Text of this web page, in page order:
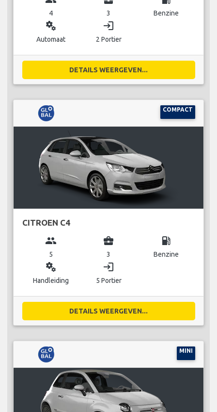
4 3 Benzine
miscellaneous_services
Automaat
login
2 Portier
DETAILS WEERGEVEN...
COMPACT
CITROEN C4
group
5
business_center
3
local_gas_station
Benzine
miscellaneous_services
Handleiding
login
5 Portier
DETAILS WEERGEVEN...
MINI